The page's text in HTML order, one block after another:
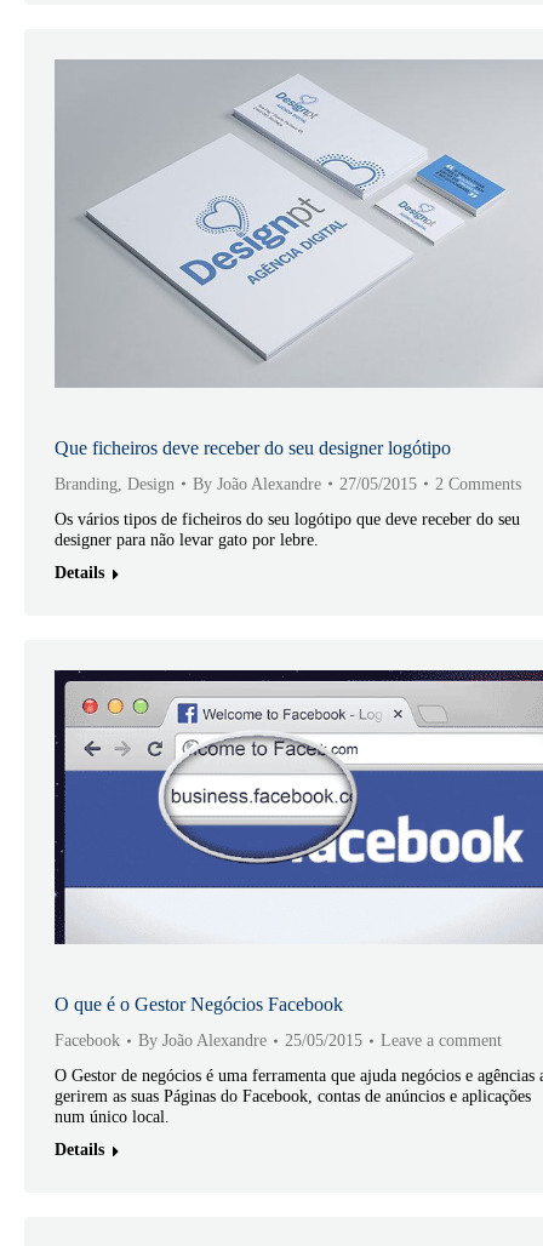
Que ficheiros deve receber do seu designer logótipo
Branding Design By João Alexandre 27/05/2015
2 Comments
Os vários tipos de ficheiros do seu logótipo que deve receber do seu
designer para não levar gato por lebre.
Details
O que é o Gestor Negócios Facebook
Facebook By João Alexandre 25/05/2015
Leave a comment
O Gestor de negócios é uma ferramenta que ajuda negócios e agências
gerirem as suas Páginas do Facebook, contas de anúncios e aplicações
num único local.
Details